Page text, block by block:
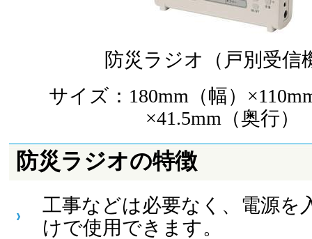
防災ラジオ（戸別受信
サイズ：180mm（幅）
×41.5mm（奥行）
防災ラジオの特徴
工事などは必要なく、電源を
けで使用できます。